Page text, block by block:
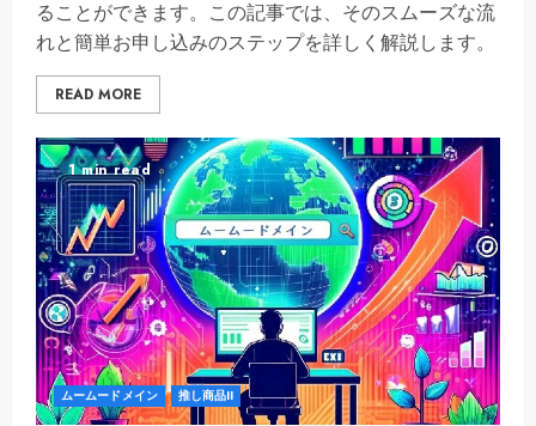
ることができます。この記事では、そのスムーズな流
れと簡単お申し込みのステップを詳しく解説します。
READ MORE
1 min read
ムームードメイン 推し商品II